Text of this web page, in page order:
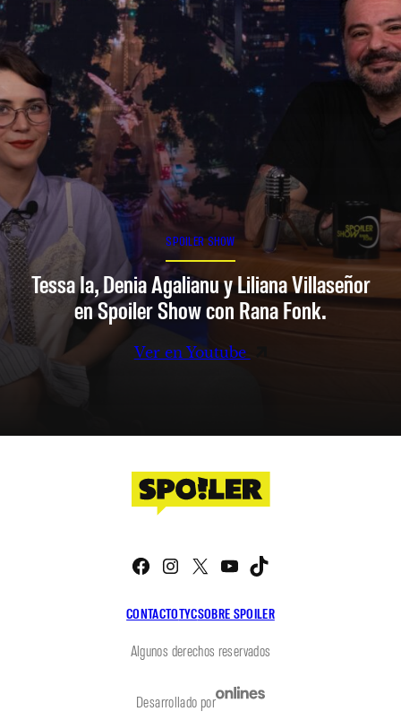
SPOILER SHOW
Tessa Ia, Denia Agalianu y Liliana Villaseñor
en Spoiler Show con Rana Fonk.
Ver en Youtube
CONTACTOTYCSOBRE SPOILER
Facebook
Instagram
X YouTube
Algunos derechos reservados
Desarrollado por